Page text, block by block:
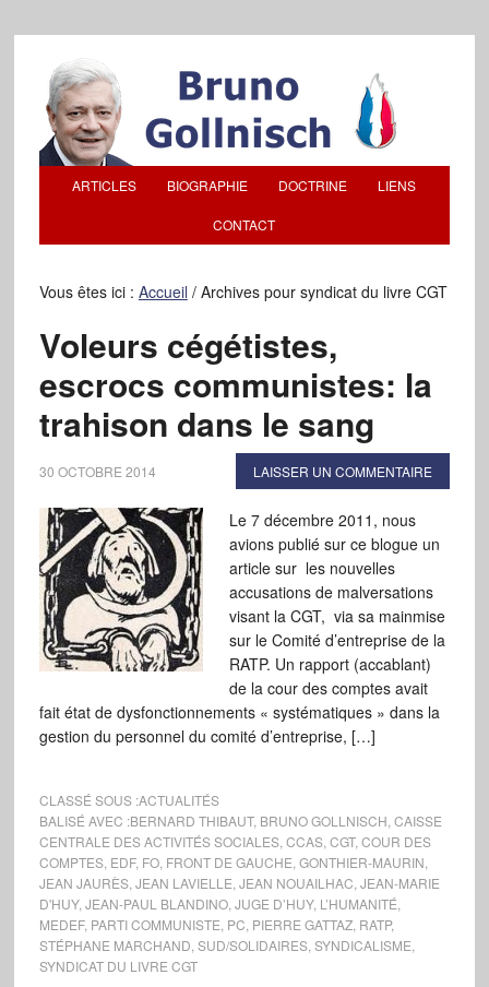
ARTICLES BIOGRAPHIE DOCTRINE LIENS
CONTACT
Vous êtes ici : Accueil /Archives pour syndicat du livre CGT
Voleurs cégétistes,
escrocs communistes: la
trahison dans le sang
30 OCTOBRE 2014 LAISSER UN COMMENTAIRE
Le 7 décembre 2011, nous
avions publié sur ce blogue un
article sur les nouvelles
accusations de malversations
visant la CGT, via sa mainmise
sur le Comité d’entreprise de la
RATP. Un rapport (accablant)
de la cour des comptes avait
fait état de dysfonctionnements « systématiques » dans la
gestion du personnel du comité d’entreprise, […]
CLASSÉ SOUS :ACTUALITÉS
BALISÉ AVEC :BERNARD THIBAUT, BRUNO GOLLNISCH CAISSE
CENTRALE DES ACTIVITÉS SOCIALES, CCAS, CGT, COUR DES
COMPTES, EDF, FO, FRONT DE GAUCHE GONTHIER-MAURIN
JEAN JAURÈS, JEAN LAVIELLE JEAN NOUAILHAC JEAN-MARIE
D'HUY, JEAN-PAUL BLANDINO, JUGE D’HUY, L’HUMANITÉ
MEDEF, PARTI COMMUNISTE PC PIERRE GATTAZ, RATP,
STÉPHANE MARCHAND SUD/SOLIDAIRES, SYNDICALISME
SYNDICAT DU LIVRE CGT